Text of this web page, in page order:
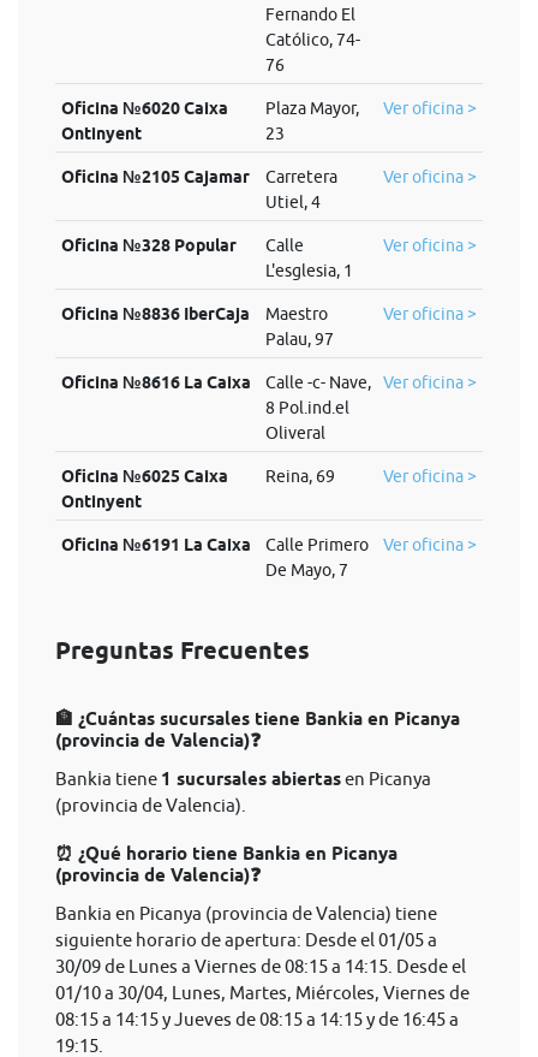
Fernando El
Católico, 74-
76
Oficina №6020 Caixa
Ontinyent
Plaza Mayor,
23
Ver oficina >
Oficina №2105 Cajamar
Carretera
Utiel, 4
Ver oficina >
Oficina №328 Popular
Calle
L'esglesia, 1
Ver oficina >
Oficina №8836 IberCaja
Maestro
Palau, 97
Ver oficina >
Oficina №8616 La Caixa
Calle -c- Nave,
8 Pol.ind.el
Oliveral
Ver oficina >
Oficina №6025 Caixa
Ontinyent
Reina, 69 Ver oficina >
Oficina №6191 La Caixa
Calle Primero
De Mayo, 7
Ver oficina >
Preguntas Frecuentes
🏦 ¿Cuántas sucursales tiene Bankia en Picanya
(provincia de Valencia)❓
Bankia tiene 1 sucursales abiertasen Picanya
(provincia de Valencia).
⏰ ¿Qué horario tiene Bankia en Picanya
(provincia de Valencia)❓
Bankia en Picanya (provincia de Valencia) tiene
siguiente horario de apertura: Desde el 01/05 a
30/09 de Lunes a Viernes de 08:15 a 14:15. Desde el
01/10 a 30/04, Lunes, Martes, Miércoles, Viernes de
08:15 a 14:15 y Jueves de 08:15 a 14:15 y de 16:45 a
19:15.